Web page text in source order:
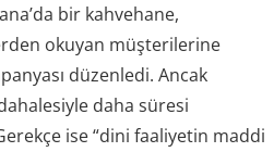
bir kahvehane,
okuyan müşterilerine
düzenledi. Ancak
daha süresi
ise “dini faaliyetin maddi